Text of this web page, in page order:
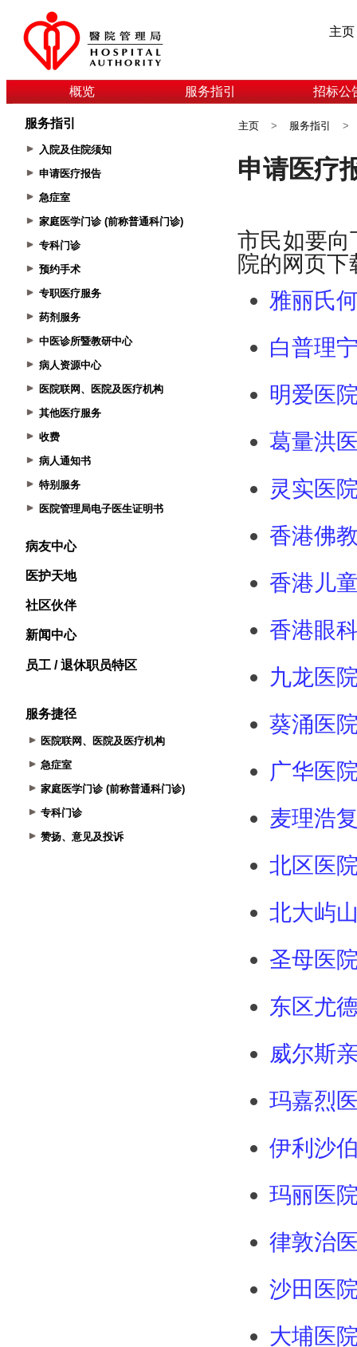
主页
概览 服务指引 招标公
服务指引
入院及住院须知
申请医疗报告
急症室
家庭医学门诊 (前称普通科门诊)
专科门诊
预约手术
专职医疗服务
药剂服务
中医诊所暨教研中心
病人资源中心
医院联网、医院及医疗机构
其他医疗服务
收费
病人通知书
特别服务
医院管理局电子医生证明书
病友中心
医护天地
社区伙伴
新闻中心
员工 / 退休职员特区
服务捷径
医院联网、医院及医疗机构
急症室
家庭医学门诊 (前称普通科门诊)
专科门诊
赞扬、意见及投诉
主页 > 服务指引 >